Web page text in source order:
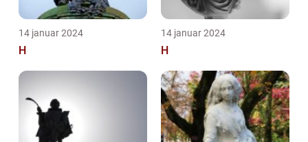
14 januar 2024
H
14 januar 2024
H